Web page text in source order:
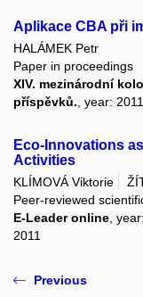
Aplikace CBA při
HALÁMEK Petr
Paper in proceedings
XIV. mezinárodní
příspěvků. , year: 2011
Eco-Innovations
Activities
KLÍMOVÁ Viktorie
Peer-reviewed
E-Leader online,
2011
Previous